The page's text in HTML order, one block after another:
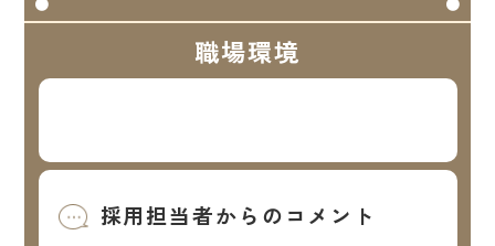
職場環境
採用担当者からのコメント